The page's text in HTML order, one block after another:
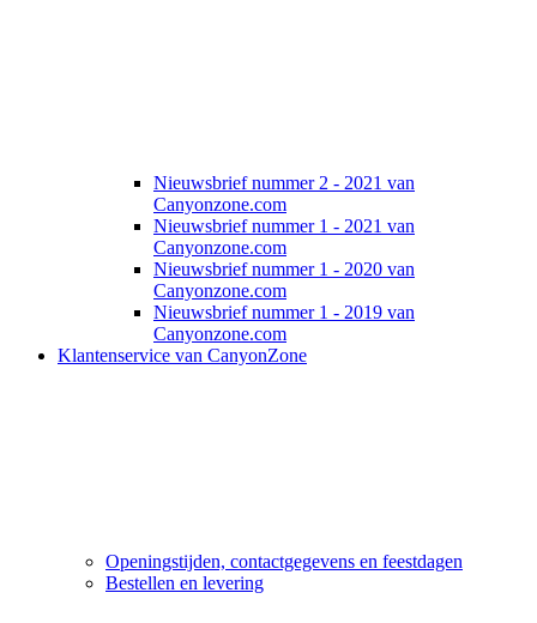
Nieuwsbrief nummer 2 - 2021 van
Canyonzone.com
Nieuwsbrief nummer 1 - 2021 van
Canyonzone.com
Nieuwsbrief nummer 1 - 2020 van
Canyonzone.com
Nieuwsbrief nummer 1 - 2019 van
Canyonzone.com
Klantenservice van CanyonZone
Openingstijden, contactgegevens en feestdagen
Bestellen en levering